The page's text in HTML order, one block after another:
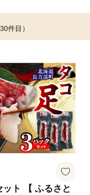
件目）
ト 【 ふるさと